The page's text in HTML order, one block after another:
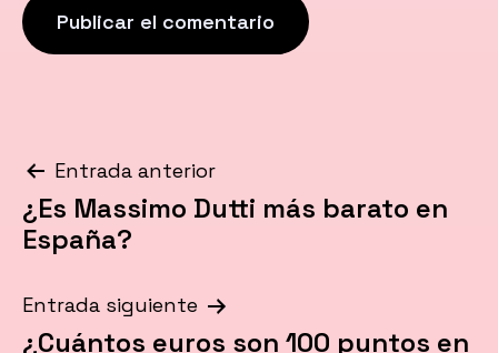
Navegación
de
Entrada anterior
¿Es Massimo Dutti más barato en
España?
Entrada siguiente
¿Cuántos euros son 100 puntos en